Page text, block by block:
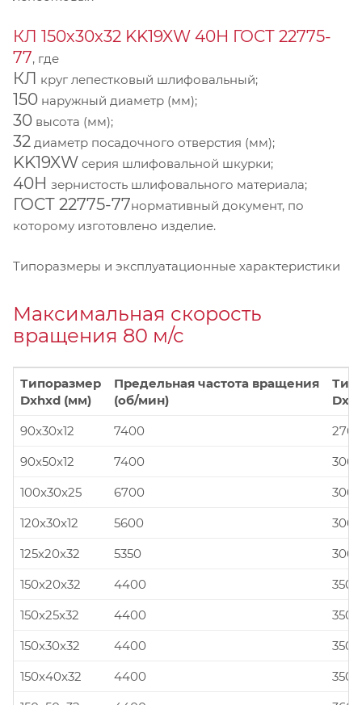
КЛ 150х30х32 KK19XW 40Н ГОСТ 22775-
77, где
КЛ круг лепестковый шлифовальный;
150 наружный диаметр (мм);
30 высота (мм);
32 диаметр посадочного отверстия (мм);
KK19XW серия шлифовальной шкурки;
40Н зернистость шлифовального материала;
ГОСТ 22775-77нормативный документ, по
которому изготовлено изделие.
Типоразмеры и эксплуатационные характеристики
Максимальная скорость
вращения 80 м/с
Типоразмер
Dxhxd (мм)
Предельная частота вращения
(об/мин)
90x30x12
7400
90x50x12
7400
100x30x25
6700
120x30x12
5600
125x20x32
5350
150x20x32
4400
150x25x32
4400
150x30x32
4400
150x40x32
4400